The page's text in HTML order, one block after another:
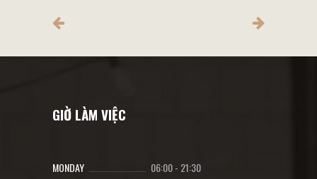
GIỜ LÀM VIỆC
MONDAY 06:00- 21:30